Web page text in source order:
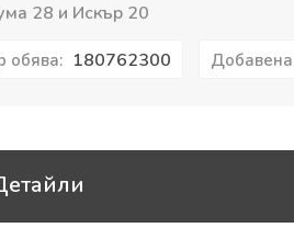
28 и Искър 20
обява: 180762300